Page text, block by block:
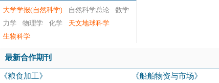
大学学报(自然科学) 自然科学总论
数学
力学
物理学 化学
天文地球科学
生物科学
最新合作期刊
《粮食加工》
《船舶物资与市场》